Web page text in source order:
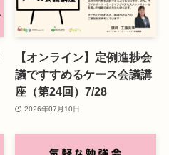
【オンライン】定例進捗会
議ですすめるケース会議講
座（第24回）7/28
2026年07月10日